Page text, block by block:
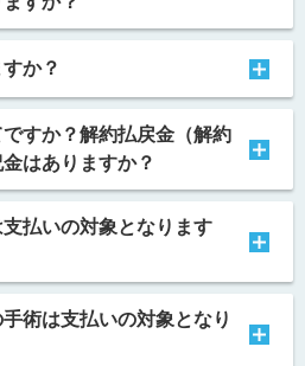
か？
すか？解約払戻金（解約
はありますか？
払いの対象となります
術は支払いの対象となり